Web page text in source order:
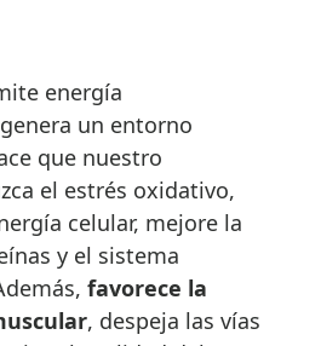
energía
un entorno
que nuestro
el estrés oxidativo,
celular, mejore la
y el sistema
favorece la
, despeja las vías